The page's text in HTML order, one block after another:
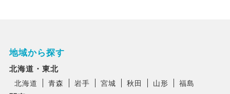
地域から探す
北海道・東北
北海道 青森 岩手 宮城 秋田 山形 福島